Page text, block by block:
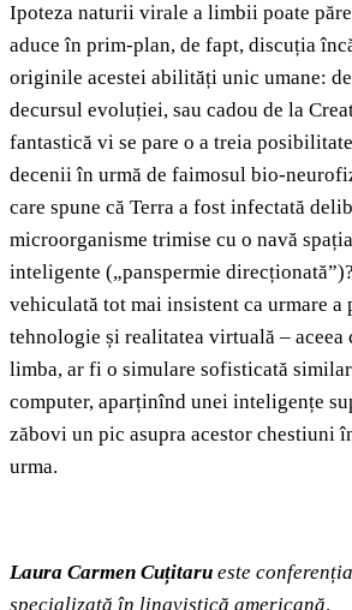
Ipoteza naturii virale a limbii poate
aduce în prim-plan, de fapt, discuția
originile acestei abilități unic umane:
decursul evoluției, sau cadou de la
fantastică vi se pare o a treia
decenii în urmă de faimosul bio-
care spune că Terra a fost infectată
microorganisme trimise cu o navă
inteligente („panspermie
vehiculată tot mai insistent ca urmare a
tehnologie și realitatea virtuală – aceea
limba, ar fi o simulare sofisticată
computer, aparținînd unei inteligențe
zăbovi un pic asupra acestor chestiuni
urma.
Laura Carmen Cuțitaru este
specializată în lingvistică americană.